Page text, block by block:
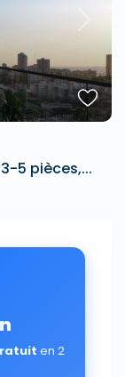
Next
5 pièces,...
en 2